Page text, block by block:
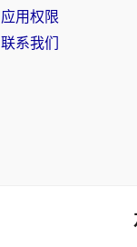
应用权限
联系我们